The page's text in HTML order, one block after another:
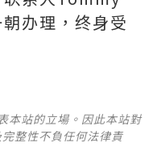
办理，终身受
本站的立場。因此本站對
整性不負任何法律責